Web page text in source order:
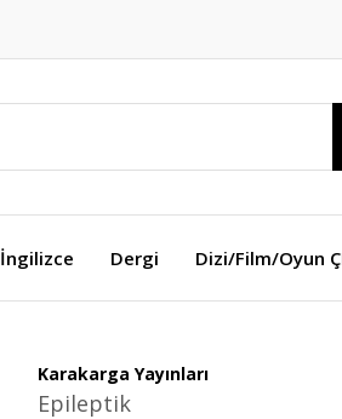
İngilizce Dergi Dizi/Film/Oyun
Karakarga Yayınları
Epileptik